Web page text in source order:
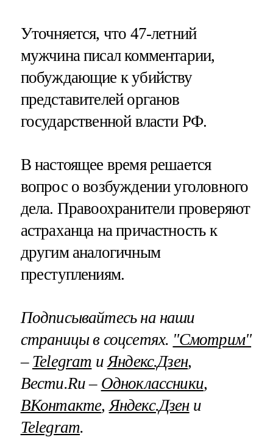
Уточняется, что 47-летний
мужчина писал комментарии,
побуждающие к убийству
представителей органов
государственной власти РФ.
В настоящее время решается
вопрос о возбуждении уголовного
дела. Правоохранители проверяют
астраханца на причастность к
другим аналогичным
преступлениям.
Подписывайтесь на наши
страницы в соцсетях. "Смотрим"
– Telegram и Яндекс.Дзен,
Вести.Ru – Одноклассники,
ВКонтакте, Яндекс.Дзени
Telegram.